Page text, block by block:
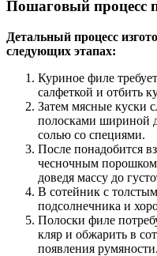
Пошаговый процесс
Детальный процесс
следующих этапах:
Куриное филе
салфеткой и отбить
Затем мясные куски
полосками шириной
солью со специями.
После понадобится
чесночным
доведя массу до
В сотейник с
подсолнечника и
Полоски филе
кляр и обжарить в
появления румяности.